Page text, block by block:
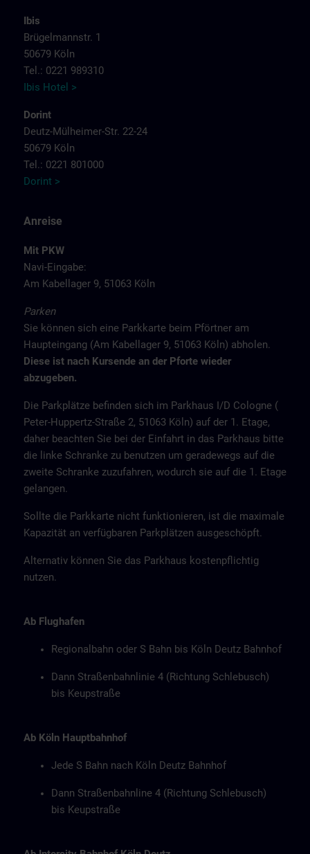
Ibis
Brügelmannstr. 1
50679 Köln
Tel.: 0221 989310
Ibis Hotel >
Dorint
Deutz-Mülheimer-Str. 22-24
50679 Köln
Tel.: 0221 801000
Dorint >
Anreise
Mit PKW
Navi-Eingabe:
Am Kabellager 9, 51063 Köln
Parken
Sie können sich eine Parkkarte beim Pförtner am
Haupteingang (Am Kabellager 9, 51063 Köln) abholen.
Diese ist nach Kursende an der Pforte wieder
abzugeben.
Die Parkplätze befinden sich im Parkhaus I/D Cologne (
Peter-Huppertz-Straße 2, 51063 Köln) auf der 1. Etage,
daher beachten Sie bei der Einfahrt in das Parkhaus bitte
die linke Schranke zu benutzen um geradewegs auf die
zweite Schranke zuzufahren, wodurch sie auf die 1. Etage
gelangen.
Sollte die Parkkarte nicht funktionieren, ist die maximale
Kapazität an verfügbaren Parkplätzen ausgeschöpft.
Alternativ können Sie das Parkhaus kostenpflichtig
nutzen.
Ab Flughafen
Regionalbahn oder S Bahn bis Köln Deutz Bahnhof
Dann Straßenbahnlinie 4 (Richtung Schlebusch)
bis Keupstraße
Ab Köln Hauptbahnhof
Jede S Bahn nach Köln Deutz Bahnhof
Dann Straßenbahnline 4 (Richtung Schlebusch)
bis Keupstraße